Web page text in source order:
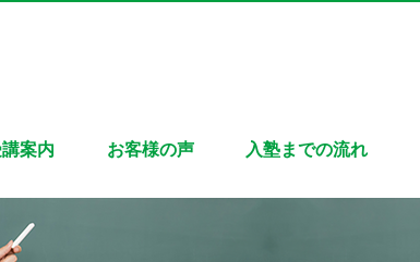
案内 お客様の声 入塾までの流れ